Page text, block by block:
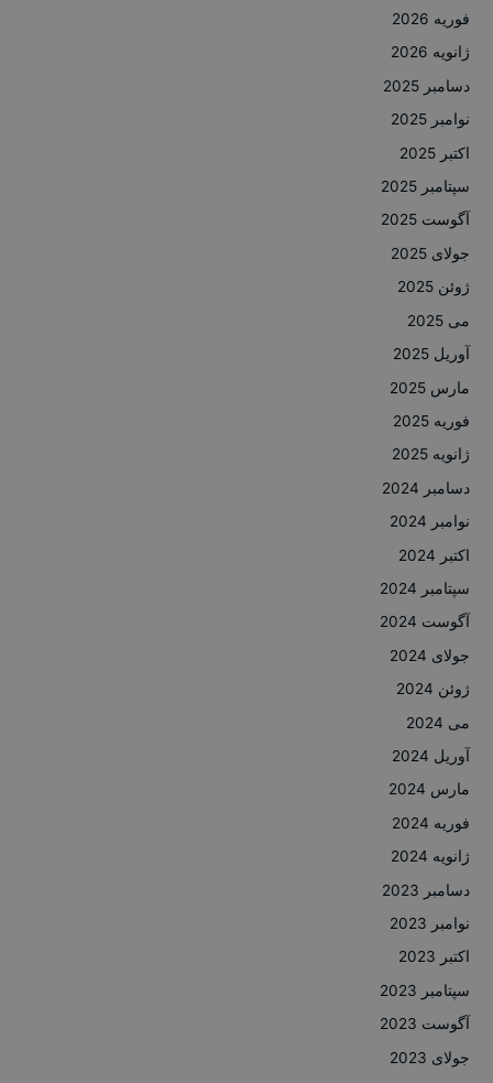
فوریه 2026
ژانویه 2026
دسامبر 2025
نوامبر 2025
اکتبر 2025
سپتامبر 2025
آگوست 2025
جولای 2025
ژوئن 2025
می 2025
آوریل 2025
مارس 2025
فوریه 2025
ژانویه 2025
دسامبر 2024
نوامبر 2024
اکتبر 2024
سپتامبر 2024
آگوست 2024
جولای 2024
ژوئن 2024
می 2024
آوریل 2024
مارس 2024
فوریه 2024
ژانویه 2024
دسامبر 2023
نوامبر 2023
اکتبر 2023
سپتامبر 2023
آگوست 2023
جولای 2023